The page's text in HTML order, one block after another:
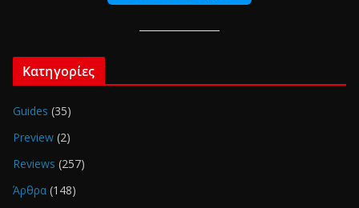
Κατηγορίες
Guides (35)
Preview (2)
Reviews (257)
Άρθρα (148)